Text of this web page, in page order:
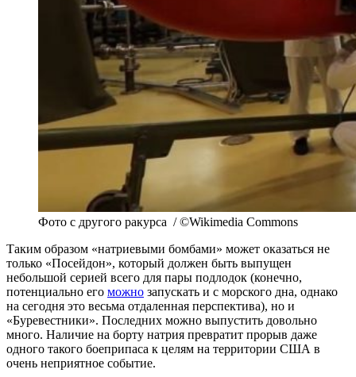
Фото с другого ракурса / ©Wikimedia Commons
Таким образом «натриевыми бомбами» может оказаться не
только «Посейдон», который должен быть выпущен
небольшой серией всего для пары подлодок (конечно,
потенциально его можно запускать и с морского дна, однако
на сегодня это весьма отдаленная перспектива), но и
«Буревестники». Последних можно выпустить довольно
много. Наличие на борту натрия превратит прорыв даже
одного такого боеприпаса к целям на территории США в
очень неприятное событие.